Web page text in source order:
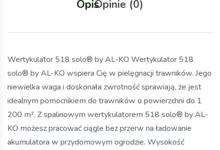
OpisOpinie (0)
Wertykulator 518 solo® by AL-KO Wertykulator 518
solo® by AL-KO wspiera Cię w pielęgnacji trawników. Jego
niewielka waga i doskonała zwrotność sprawiają, że jest
idealnym pomocnikiem do trawników o powierzchni do 1
200 m². Z spalinowym wertykulatorem 518 solo® by AL-
KO możesz pracować ciągle bez przerw na ładowanie
akumulatora w przydomowym ogrodzie. Wysokość